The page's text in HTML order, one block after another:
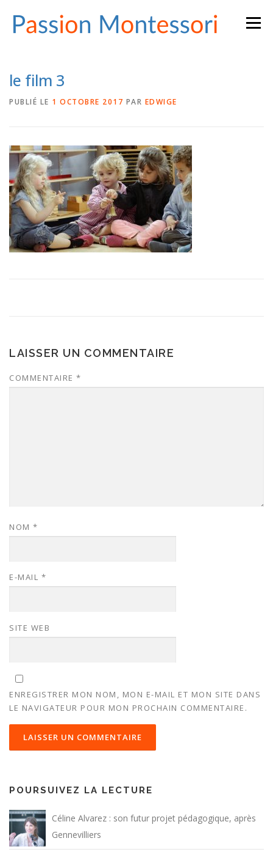
Menu
le film 3
PUBLIÉ LE 1 OCTOBRE 2017 PAR EDWIGE
LAISSER UN COMMENTAIRE
COMMENTAIRE *
NOM *
E-MAIL *
SITE WEB
ENREGISTRER MON NOM, MON E-MAIL ET MON SITE DANS
LE NAVIGATEUR POUR MON PROCHAIN COMMENTAIRE.
POURSUIVEZ LA LECTURE
Céline Alvarez : son futur projet pédagogique, après
Gennevilliers